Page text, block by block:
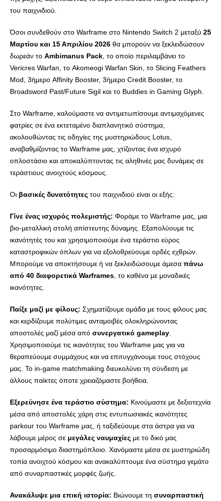
του παιχνιδιού.
Όσοι συνδεθούν στο Warframe στο Nintendo Switch 2 μεταξύ 25
Μαρτίου και 15 Απριλίου 2026 θα μπορούν να ξεκλειδώσουν
δωρεάν το Ambimanus Pack , το οποίο περιλαμβάνει το
Vericres Warfan, το Akomeogi Warfan Skin, το Slicing Feathers
Mod, 3ήμερο Affinity Booster, 3ήμερο Credit Booster, το
Broadsword Past/Future Sigil και το Buddies in Gaming Glyph.
Στο Warframe, καλούμαστε να αντιμετωπίσουμε αντιμαχόμενες
φατρίες σε ένα εκτεταμένο διαπλανητικό σύστημα,
ακολουθώντας τις οδηγίες της μυστηριώδους Lotus,
αναβαθμίζοντας το Warframe μας, χτίζοντας ένα ισχυρό
οπλοστάσιο και αποκαλύπτοντας τις αληθινές μας δυνάμεις σε
τεράστιους ανοιχτούς κόσμους.
Οι βασικές δυνατότητες του παιχνιδιού είναι οι εξής:
Γίνε ένας ισχυρός πολεμιστής: Φοράμε το Warframe μας, μια
βιο-μεταλλική στολή απίστευτης δύναμης. Εξαπολύουμε τις
ικανότητές του και χρησιμοποιούμε ένα τεράστιο εύρος
καταστροφικών όπλων για να εξολοθρεύουμε ορδές εχθρών.
Μπορούμε να αποκτήσουμε ή να ξεκλειδώσουμε άμεσα πάνω
από 40 διαφορετικά Warframes , το καθένα με μοναδικές
ικανότητες.
Παίξε μαζί με φίλους: Σχηματίζουμε ομάδα με τους φίλους μας
και κερδίζουμε πολύτιμες ανταμοιβές ολοκληρώνοντας
αποστολές μαζί μέσα από συνεργατικό gameplay
Χρησιμοποιούμε τις ικανότητες του Warframe μας για να
θεραπεύουμε συμμάχους και να επιτυγχάνουμε τους στόχους
μας. Το in-game matchmaking διευκολύνει τη σύνδεση με
άλλους παίκτες όποτε χρειαζόμαστε βοήθεια.
Εξερεύνησε ένα τεράστιο σύστημα: Κινούμαστε με δεξιοτεχνία
μέσα από αποστολές χάρη στις εντυπωσιακές ικανότητες
parkour του Warframe μας, ή ταξιδεύουμε στα άστρα για να
λάβουμε μέρος σε μεγάλες ναυμαχίες με το δικό μας
προσαρμόσιμο διαστημόπλοιο. Χανόμαστε μέσα σε μυστηριώδη
τοπία ανοιχτού κόσμου και ανακαλύπτουμε ένα σύστημα γεμάτο
από συναρπαστικές μορφές ζωής.
Ανακάλυψε μια επική ιστορία: Βιώνουμε τη συναρπαστική